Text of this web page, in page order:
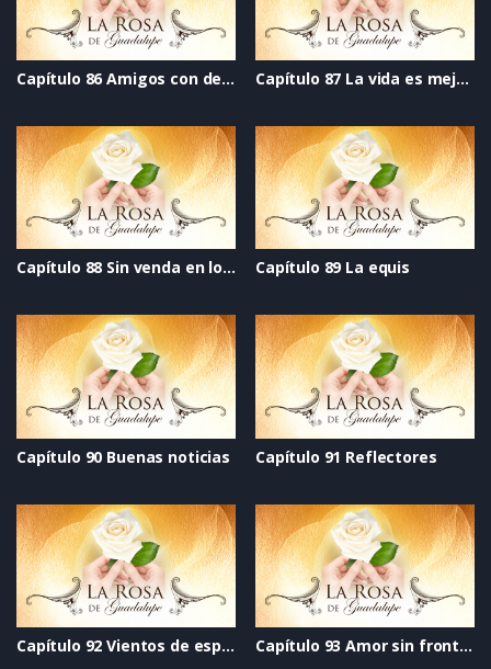
Capítulo 86 Amigos con derechos Capítulo 87 La vida es mejor cantando
Capítulo 88 Sin venda en los ojos Capítulo 89 La equis
Capítulo 90 Buenas noticias Capítulo 91 Reflectores
Capítulo 92 Vientos de esperanza Capítulo 93 Amor sin fronteras